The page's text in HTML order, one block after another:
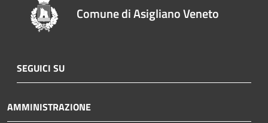
Comune di Asigliano Veneto
SEGUICI SU
AMMINISTRAZIONE